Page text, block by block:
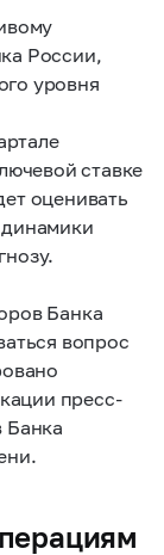
России,
уровня
ставке
оценивать
Банка
вопрос
пресс-
Банка